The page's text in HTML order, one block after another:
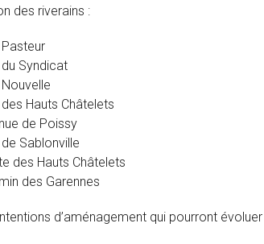
des riverains :
Pasteur
du Syndicat
Nouvelle
des Hauts Châtelets
de Poissy
de Sablonville
des Hauts Châtelets
des Garennes
d’aménagement qui pourront